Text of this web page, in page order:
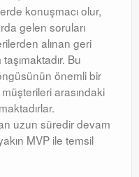
konuşmacı olur,
gelen soruları
alınan geri
Bu
önemli bir
arasındaki
uzun süredir devam
MVP ile temsil